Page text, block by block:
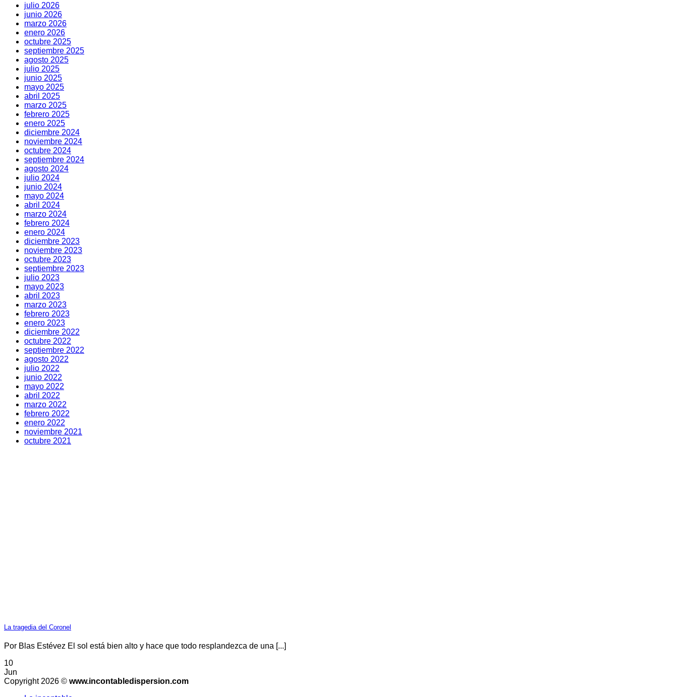
julio 2026
junio 2026
marzo 2026
enero 2026
octubre 2025
septiembre 2025
agosto 2025
julio 2025
junio 2025
mayo 2025
abril 2025
marzo 2025
febrero 2025
enero 2025
diciembre 2024
noviembre 2024
octubre 2024
septiembre 2024
agosto 2024
julio 2024
junio 2024
mayo 2024
abril 2024
marzo 2024
febrero 2024
enero 2024
diciembre 2023
noviembre 2023
octubre 2023
septiembre 2023
julio 2023
mayo 2023
abril 2023
marzo 2023
febrero 2023
enero 2023
diciembre 2022
octubre 2022
septiembre 2022
agosto 2022
julio 2022
junio 2022
mayo 2022
abril 2022
marzo 2022
febrero 2022
enero 2022
noviembre 2021
octubre 2021
La tragedia del Coronel
Por Blas Estévez El sol está bien alto y hace que todo resplandezca de una [...]
10
Jun
Copyright 2026 © www.incontabledispersion.com